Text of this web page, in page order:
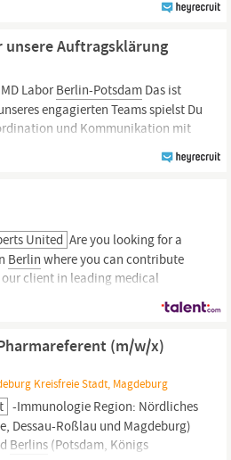
lassen niemanden allein 13.
– als Anerkennung für Deine
–
Auftragsklärung
LaborBerlin-Potsdam Das ist
engagierten Teams spielst Du
und Kommunikation mit
Du sorgst dafür, dass
und unsere hohen
werden.
United Are you looking for a
Berlin where you can contribute
our client in leading medical
seeking a qualified
on a temporary basis.
and actively shape the future of
(m/w/x)
Kreisfreie Stadt, Magdeburg
-Immunologie Region: Nördliches
Dessau-Roßlau und Magdeburg)
Berlins (Potsdam, Königs